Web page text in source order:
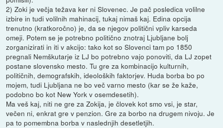
2) Zoki je večja težava ker ni Slovenec. Je pač posledica volilne
izbire in tudi volilnih mahinacij, tukaj nimaš kaj. Edina opcija
trenutno (kratkoročno) je, da se njegov politični vpliv karseda
omeji. Potem se je potrebno politično znotraj Ljubljane bolj
zorganizirati in iti v akcijo: tako kot so Slovenci tam po 1850
pregnali Nemškutarje iz LJ bo potrebno vajo ponoviti, da LJ zopet
postane slovensko mesto. Tu gre za kombinacijo kulturnih,
političnih, demografskih, ideoloških faktorjev. Huda borba bo po
mojem, tudi Ljubljana ne bo več varno mesto (kar se že kaže,
podobno bo kot New York v osemdesetih).
Ma veš kaj, niti ne gre za Zokija, je človek kot smo vsi, je star,
večen ni, enkrat gre v penzion. Gre za borbo na drugem nivoju. Je
pa to pomembna borba v naslednjih desetletjih.